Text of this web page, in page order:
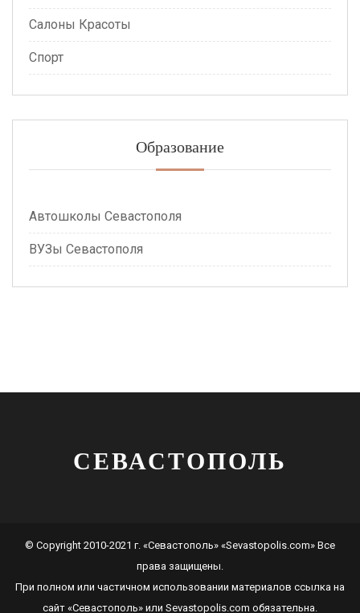
Салоны Красоты
Спорт
Образование
Автошколы Севастополя
ВУЗы Севастополя
СЕВАСТОПОЛЬ
© Copyright 2010-2021 г. «Севастополь» «Sevastopolis.com» Все
права защищены.
При полном или частичном использовании материалов ссылка на
сайт «Севастополь» или Sevastopolis.com обязательна.